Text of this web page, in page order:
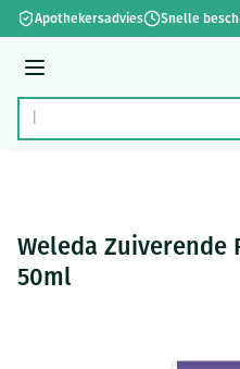
Ga naar de inhoud
Apothekersadvies Snelle
Menu
Product, merk, categorie...
Weleda Zuiverende
50ml